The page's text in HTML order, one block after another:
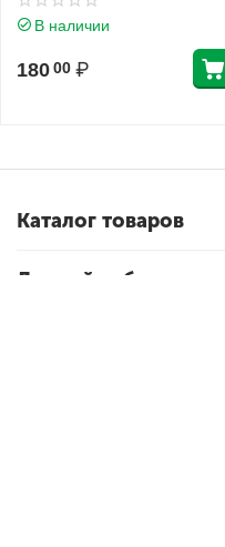
Нежные листья глянц лам
В наличии
180 00 ₽
Каталог товаров
Личный кабинет